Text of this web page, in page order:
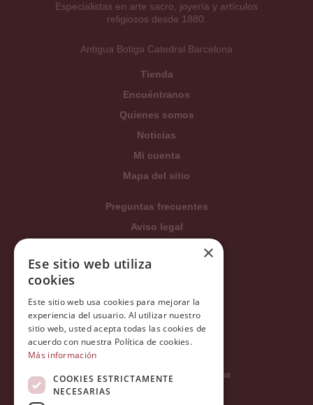
Especialistas en arte sacro, joyería y artículos
religiosos desde 1880.
Antigua Botiga Catedral Barcelona
Tienda
Encuéntranos
Quienes somos
Noticias
Mi cuenta
Mapa del sitio
Preguntas frecuentes
Aviso legal
Condiciones generales
Política de privacidad
Política Integrada
Tratamiento de datos
Carrer del Duc, 12 - 08002 Barcelona
×
Ese sitio web utiliza
cookies
Este sitio web usa cookies para mejorar la
experiencia del usuario. Al utilizar nuestro
sitio web, usted acepta todas las cookies de
acuerdo con nuestra Política de cookies.
Más información
COOKIES ESTRICTAMENTE
NECESARIAS